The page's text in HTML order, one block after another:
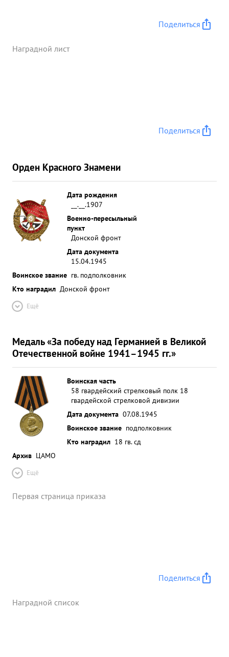
генерал, что дало быстрое продвижение
выполнил приказ по разгрому Кенигсбергской
Поделиться
Наградной лист
Поделиться
Орден Красного Знамени
Дата рождения
__.__.1907
Военно-пересыльный
пункт
Донской фронт
Дата документа
15.04.1945
Воинское звание гв. подполковник
Кто наградил Донской фронт
Ещё
Медаль «За победу над Германией в Великой
Отечественной войне 1941–1945 гг.»
Воинская часть
58 гвардейский стрелковый полк 18
гвардейской стрелковой дивизии
Дата документа 07.08.1945
Воинское звание подполковник
Кто наградил 18 гв. сд
Архив ЦАМО
Ещё
Первая страница приказа
Поделиться
Наградной список